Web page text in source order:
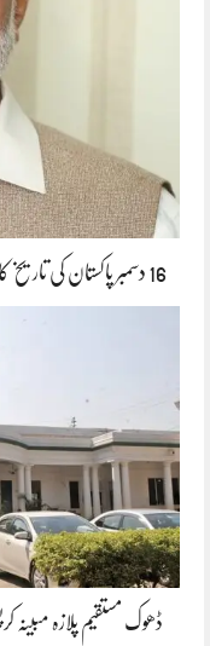
16 دسمبر پاکستان کی تاریخ کا سیاہ ترین دن ہے — امیر جماعتِ اسلامی…
ڈھوک مستقیم پلازہ مبینہ